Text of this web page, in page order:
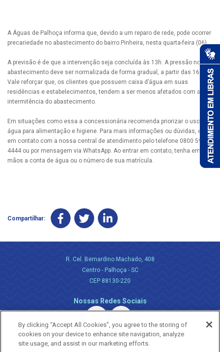
A Águas de Palhoça informa que, devido a um reparo de rede, pode ocorrer
precariedade no abastecimento do bairro Pinheira, nesta quarta-feira (06).
A previsão é de que a intervenção seja concluída às 13h. A pressão no
abastecimento deve ser normalizada de forma gradual, a partir das 16h.
Vale reforçar que, os clientes que possuem caixa d’água em suas
residências e estabelecimentos, tendem a ser menos afetados com a
intermitência do abastecimento.
Em situações como essa a concessionária recomenda priorizar o uso da
água para alimentação e higiene. Para mais informações ou dúvidas, entre
em contato com a nossa central de atendimento pelo telefone 0800 595
4444 ou por mensagem via WhatsApp. Ao entrar em contato, tenha em
mãos a conta de água ou o número de sua matrícula.
Compartilhar:
R. Cel. Bernardino Machado, 408
Centro - Palhoça - SC
CEP 88130-220
Nossas Redes Sociais
By clicking “Accept All Cookies”, you agree to the storing of
cookies on your device to enhance site navigation, analyze
site usage, and assist in our marketing efforts.